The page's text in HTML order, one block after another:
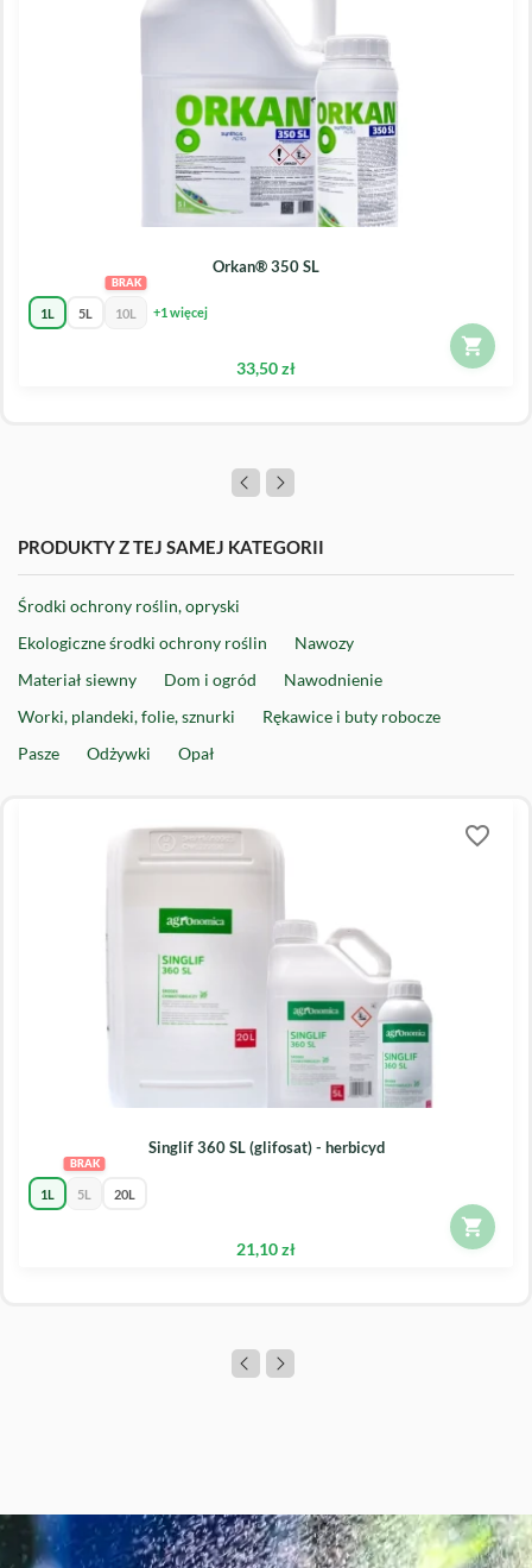
Orkan® 350 SL
1L 5L 10L +1 więcej
33,50 zł
PRODUKTY Z TEJ SAMEJ KATEGORII
Środki ochrony roślin, opryski
Ekologiczne środki ochrony roślin
Nawozy
Materiał siewny
Dom i ogród
Nawodnienie
Worki, plandeki, folie, sznurki
Rękawice i buty robocze
Pasze
Odżywki Opał
Singlif 360 SL (glifosat) - herbicyd
1L 5L 20L
21,10 zł
favorite_border